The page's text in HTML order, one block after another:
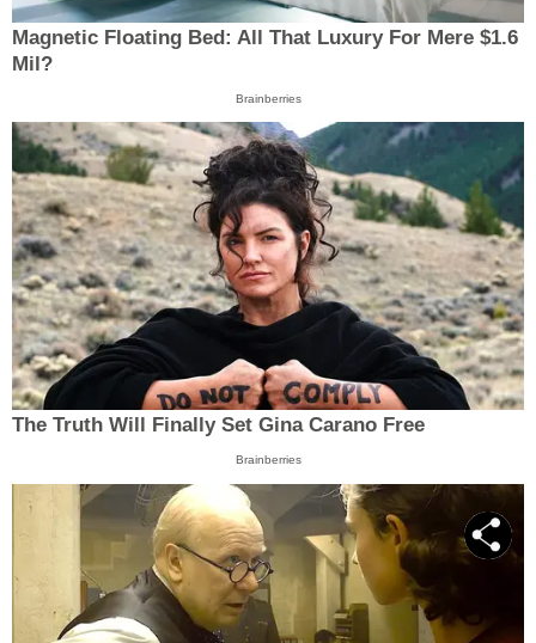
Magnetic Floating Bed: All That Luxury For Mere $1.6
Mil?
Brainberries
The Truth Will Finally Set Gina Carano Free
Brainberries